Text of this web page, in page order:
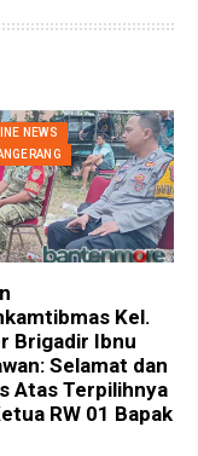
NEWS
Kel.
Brigadir Ibnu
Selamat dan
Atas Terpilihnya
RW 01 Bapak